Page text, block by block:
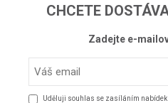
CHCETE
Zadejte e-
Uděluji souhlas se zasíláním nabídek